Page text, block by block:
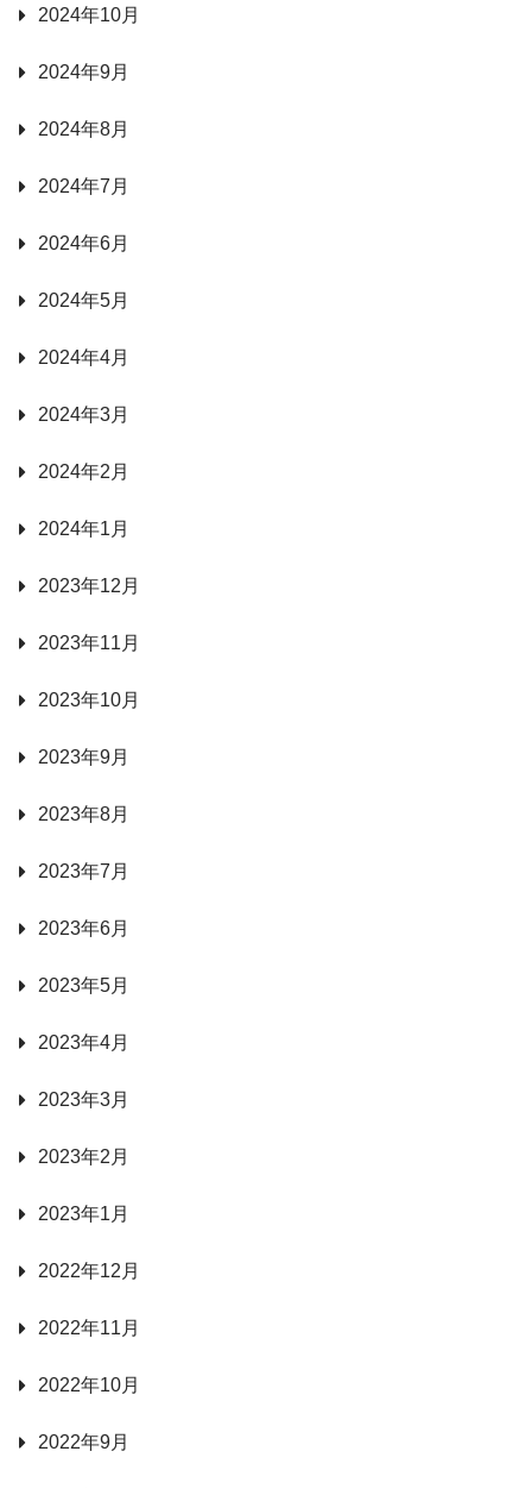
2024年10月
2024年9月
2024年8月
2024年7月
2024年6月
2024年5月
2024年4月
2024年3月
2024年2月
2024年1月
2023年12月
2023年11月
2023年10月
2023年9月
2023年8月
2023年7月
2023年6月
2023年5月
2023年4月
2023年3月
2023年2月
2023年1月
2022年12月
2022年11月
2022年10月
2022年9月